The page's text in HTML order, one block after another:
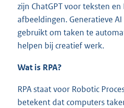
zijn ChatGPT voor teksten en
afbeeldingen. Generatieve
gebruikt om taken te
helpen bij creatief werk.
Wat is RPA?
RPA staat voor Robotic
betekent dat computers